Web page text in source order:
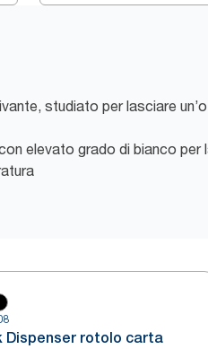
studiato per lasciare
elevato grado di bianco per
Dispenser rotolo carta